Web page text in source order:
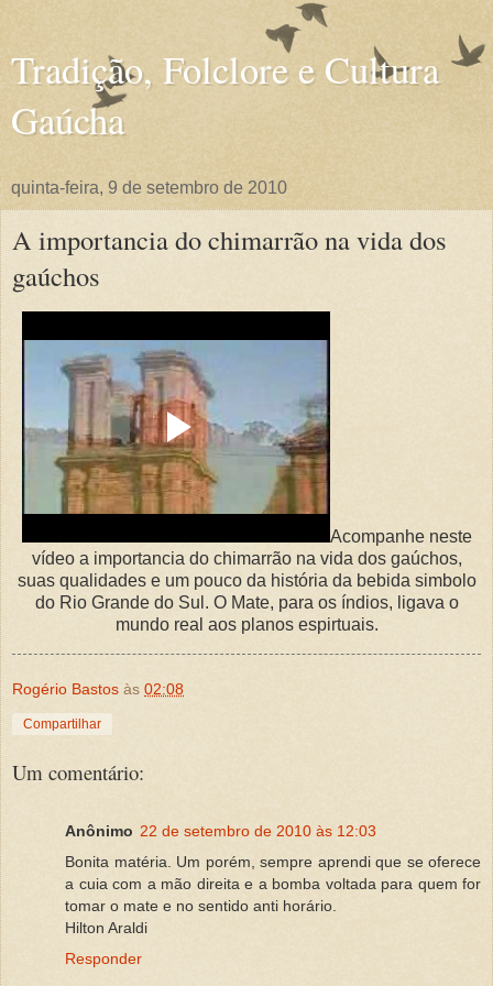
Tradição, Folclore e Cultura
Gaúcha
quinta-feira, 9 de setembro de 2010
A importancia do chimarrão na vida dos
gaúchos
Acompanhe neste
vídeo a importancia do chimarrão na vida dos gaúchos,
suas qualidades e um pouco da história da bebida simbolo
do Rio Grande do Sul. O Mate, para os índios, ligava o
mundo real aos planos espirtuais.
Rogério Bastos às 02:08
Compartilhar
Um comentário:
Anônimo 22 de setembro de 2010 às 12:03
Bonita matéria. Um porém, sempre aprendi que se oferece
a cuia com a mão direita e a bomba voltada para quem for
tomar o mate e no sentido anti horário.
Hilton Araldi
Responder